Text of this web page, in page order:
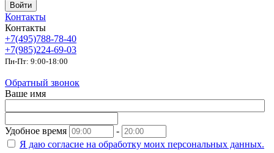
Войти
Контакты
Контакты
+7(495)788-78-40
+7(985)224-69-03
Пн-Пт: 9:00-18:00
Обратный звонок
Ваше имя
Удобное время
-
Я даю согласие на обработку моих персональных данных.